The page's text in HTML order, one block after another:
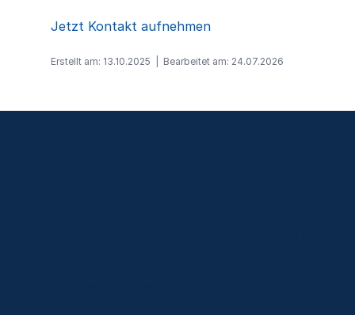
Jetzt Kontakt aufnehmen
Erstellt am: 13.10.2025 Bearbeitet am: 24.07.2026